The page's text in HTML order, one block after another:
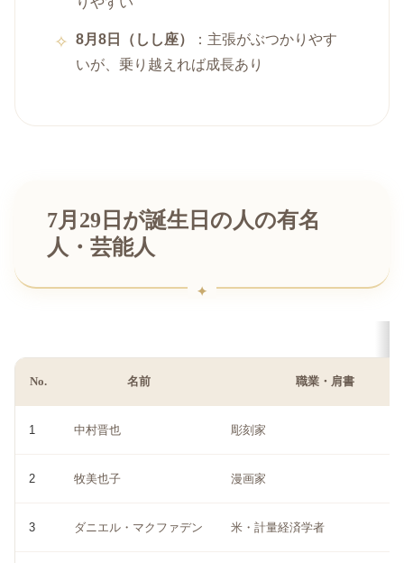
8月8日（しし座）
：主張がぶつかりやす
いが、乗り越えれば成長あり
7月29日が誕生日の人の有名
人・芸能人
No. 名前 職業・肩書
1 中村晋也 彫刻家
2 牧美也子 漫画家
3 ダニエル・マクファデン 米・計量経済学者